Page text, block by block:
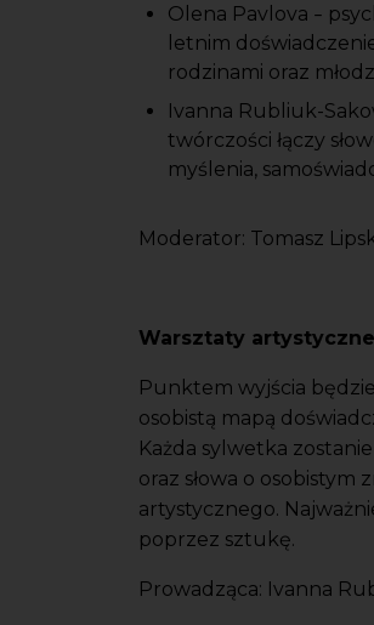
Olena Pavlova –
letnim
rodzinami oraz
Ivanna Rubliuk-
twórczości łączy
myślenia,
Moderator: Tomasz
Warsztaty
Punktem wyjścia
osobistą mapą
Każda sylwetka
oraz słowa o osobistym
artystycznego.
poprzez sztukę.
Prowadząca: Ivanna